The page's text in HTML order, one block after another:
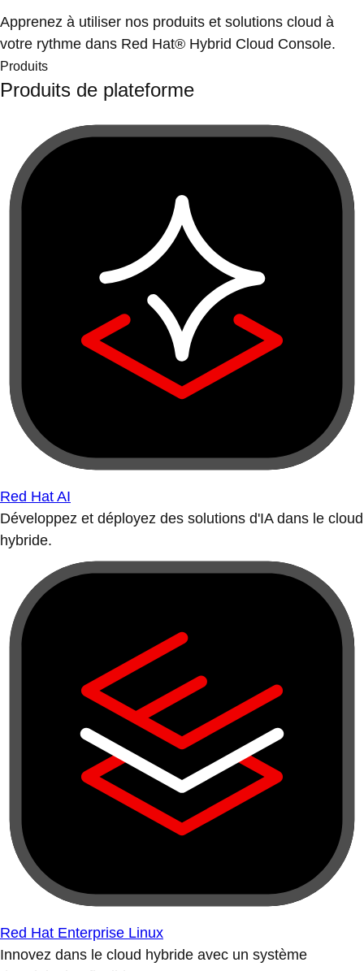
Apprenez à utiliser nos produits et solutions cloud à
votre rythme dans Red Hat® Hybrid Cloud Console.
Produits
Produits de plateforme
Red Hat AI
Développez et déployez des solutions d'IA dans le cloud
hybride.
Red Hat Enterprise Linux
Innovez dans le cloud hybride avec un système